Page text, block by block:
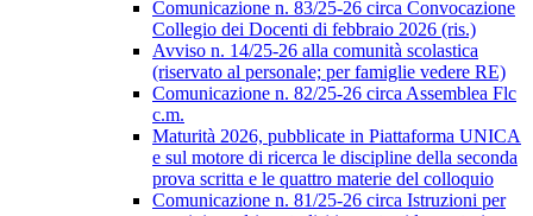
Comunicazione n. 83/25-26 circa Convocazione
Collegio dei Docenti di febbraio 2026 (ris.)
Avviso n. 14/25-26 alla comunità scolastica
(riservato al personale; per famiglie vedere RE)
Comunicazione n. 82/25-26 circa Assemblea Flc
c.m.
Maturità 2026, pubblicate in Piattaforma UNICA
e sul motore di ricerca le discipline della seconda
prova scritta e le quattro materie del colloquio
Comunicazione n. 81/25-26 circa Istruzioni per